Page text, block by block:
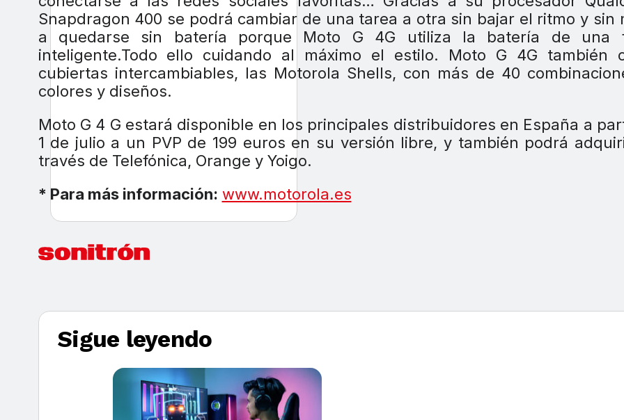
Snapdragon 400 se podrá cambiar de una tarea a otra sin bajar el ritmo y sin
a quedarse sin batería porque Moto G 4G utiliza la batería de una
inteligente.Todo ello cuidando al máximo el estilo. Moto G 4G también
cubiertas intercambiables, las Motorola Shells, con más de 40
colores y diseños.
Moto G 4 G estará disponible en los principales distribuidores en España a
1 de julio a un PVP de 199 euros en su versión libre, y también podrá
través de Telefónica, Orange y Yoigo.
* Para más información: www.motorola.es
Sigue leyendo